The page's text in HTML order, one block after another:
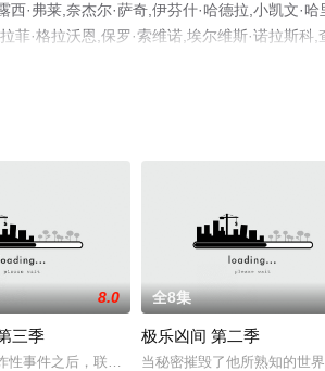
·弗莱,奈杰尔·萨奇,伊芬什·哈德拉,小凯文·哈
菲·格拉沃恩,保罗·索维诺,埃尔维斯·诺拉斯科,
情已揭晓（全10集），手机免费观看高清未删
8.0
三季
性事件之后，联调局特工彼得·苏德兰奉命追捕
全8集
极乐凶间 第二季
当秘密摧毁了他所熟知的世